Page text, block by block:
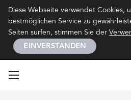
Diese Webseite verwendet Cookies,
bestmöglichen Service zu
Seiten surfen, stimmen Sie der
EINVERSTANDEN